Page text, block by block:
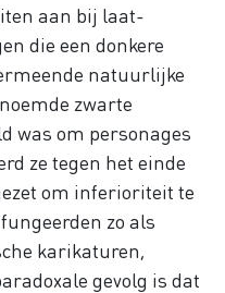
aan bij laat-
die een donkere
natuurlijke
zwarte
was om personages
ze tegen het einde
om inferioriteit te
zo als
karikaturen,
gevolg is dat